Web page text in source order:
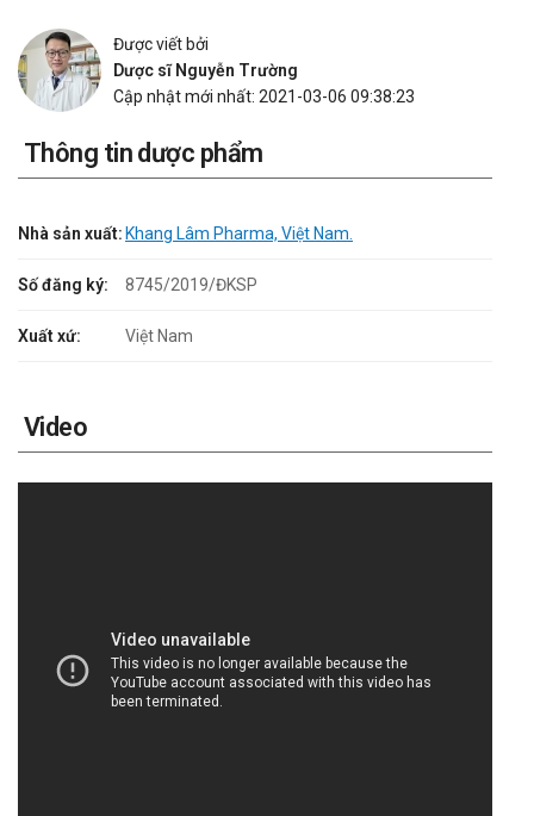
Được viết bởi
Dược sĩ Nguyễn Trường
Cập nhật mới nhất: 2021-03-06 09:38:23
Thông tin dược phẩm
Nhà sản xuất: Khang Lâm Pharma, Việt Nam.
Số đăng ký: 8745/2019/ĐKSP
Xuất xứ: Việt Nam
Video